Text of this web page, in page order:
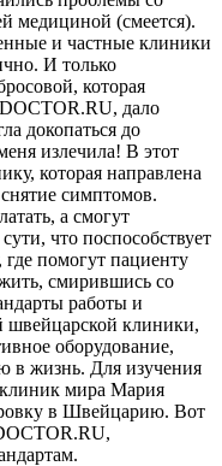
медициной (смеется).
и частные клиники
И только
которая
дало
докопаться до
излечила! В этот
которая направлена
симптомов.
а смогут
что поспособствует
помогут пациенту
смирившись со
работы и
швейцарской клиники,
оборудование,
в жизнь. Для изучения
мира Мария
в Швейцарию. Вот